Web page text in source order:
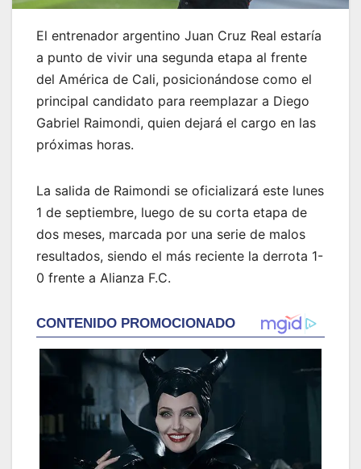
El entrenador argentino Juan Cruz Real estaría
a punto de vivir una segunda etapa al frente
del América de Cali, posicionándose como el
principal candidato para reemplazar a Diego
Gabriel Raimondi, quien dejará el cargo en las
próximas horas.
La salida de Raimondi se oficializará este lunes
1 de septiembre, luego de su corta etapa de
dos meses, marcada por una serie de malos
resultados, siendo el más reciente la derrota 1-
0 frente a Alianza F.C.